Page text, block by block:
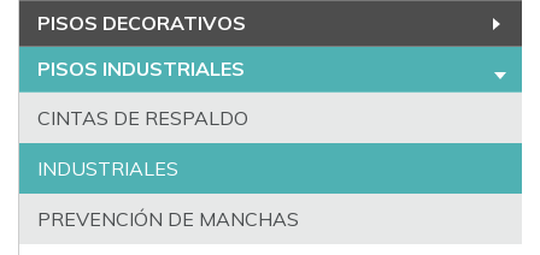
PISOS DECORATIVOS
PISOS INDUSTRIALES
CINTAS DE RESPALDO
INDUSTRIALES
PREVENCIÓN DE MANCHAS